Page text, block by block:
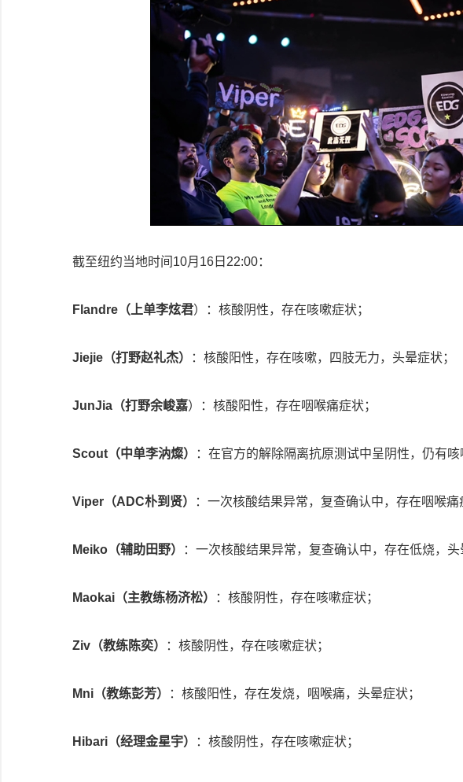
截至纽约当地时间10月16日22:00：
Flandre（上单李炫君）：核酸阴性，存在咳嗽症状；
Jiejie（打野赵礼杰） ：核酸阳性，存在咳嗽，四肢无力，头晕症状；
JunJia（打野余峻嘉）：核酸阳性，存在咽喉痛症状；
Scout（中单李汭燦） ：在官方的解除隔离抗原测试中呈阴性，仍有咳
Viper（ADC朴到贤） ：一次核酸结果异常，复查确认中，存在咽喉痛
Meiko（辅助田野） ：一次核酸结果异常，复查确认中，存在低烧，头
Maokai（主教练杨济松） ：核酸阴性，存在咳嗽症状；
Ziv（教练陈奕） ：核酸阴性，存在咳嗽症状；
Mni（教练彭芳） ：核酸阳性，存在发烧，咽喉痛，头晕症状；
Hibari（经理金星宇） ：核酸阴性，存在咳嗽症状；